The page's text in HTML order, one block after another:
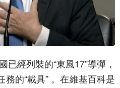
經列裝的“東風17”導彈，
務的“載具” 。在維基百科是